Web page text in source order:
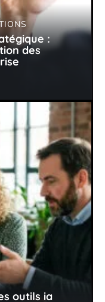
:
des
outils ia